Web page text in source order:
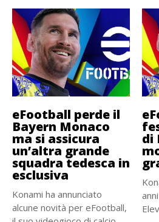
eFootball perde il
Bayern Monaco
ma si assicura
un’altra grande
squadra tedesca in
esclusiva
Konami ha annunciato
alcune novità per eFootball,
di